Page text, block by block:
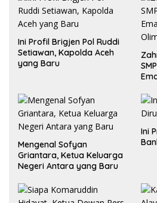
Ini Profil Brigjen Pol Ruddi
Setiawan, Kapolda Aceh
yang Baru
Mengenal Sofyan
Griantara, Ketua Keluarga
Negeri Antara yang Baru
Ini